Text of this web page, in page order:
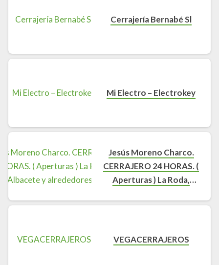
Cerrajería Bernabé Sl
Mi Electro – Electrokey
Jesús Moreno Charco.
CERRAJERO 24 HORAS. (
Aperturas ) La Roda,
VEGACERRAJEROS